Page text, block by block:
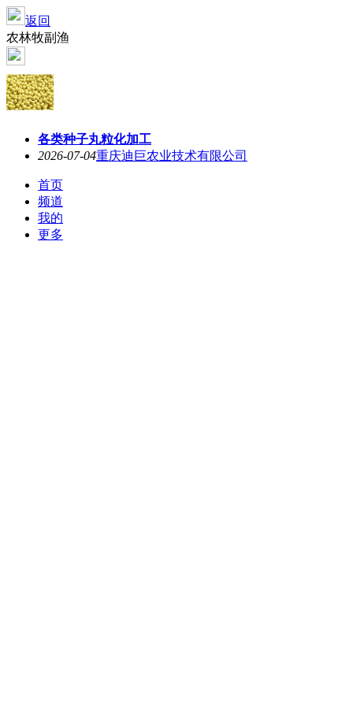
返回
农林牧副渔
各类种子丸粒化加工
2026-07-04重庆迪巨农业技术有限公司
首页
频道
我的
更多